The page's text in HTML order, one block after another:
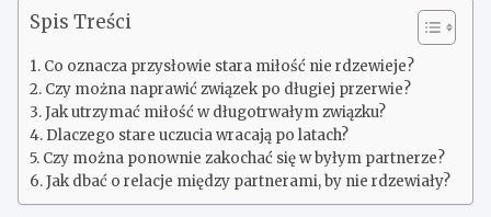
Spis Treści
Co oznacza przysłowie stara miłość nie rdzewieje?
Czy można naprawić związek po długiej przerwie?
Jak utrzymać miłość w długotrwałym związku?
Dlaczego stare uczucia wracają po latach?
Czy można ponownie zakochać się w byłym partnerze?
Jak dbać o relacje między partnerami, by nie rdzewiały?